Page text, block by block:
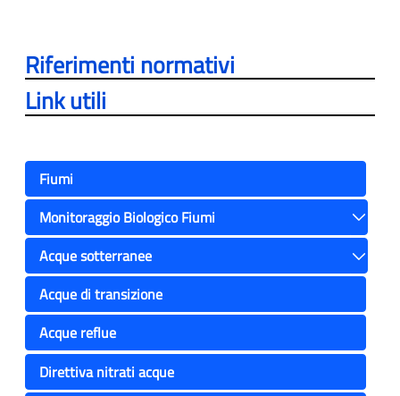
Riferimenti normativi
Link utili
Fiumi
Monitoraggio Biologico Fiumi
Toggle
Acque sotterranee
Toggle
Acque di transizione
Acque reflue
Direttiva nitrati acque